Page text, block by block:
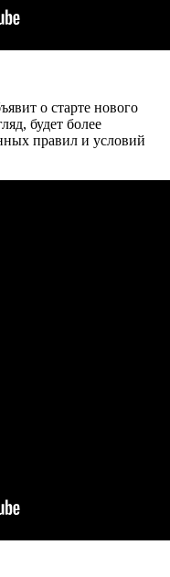
о старте нового
будет более
правил и условий